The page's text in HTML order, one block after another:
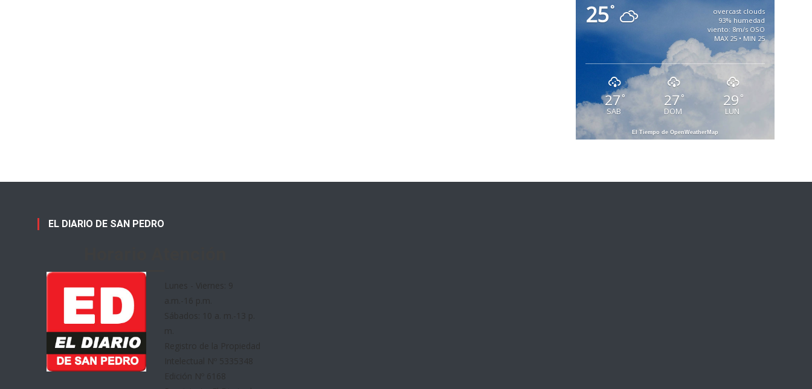
25°
overcast clouds
93% humedad
viento: 8m/s OSO
MAX 25 • MIN 25
27 °
SAB
27 °
DOM
29 °
LUN
El Tiempo de OpenWeatherMap
EL DIARIO DE SAN PEDRO
Lunes - Viernes: 9
a.m.-16 p.m.
Sábados: 10 a. m.-13 p.
m.
Registro de la Propiedad
Intelectual Nº 5335348
Edición Nº 6168